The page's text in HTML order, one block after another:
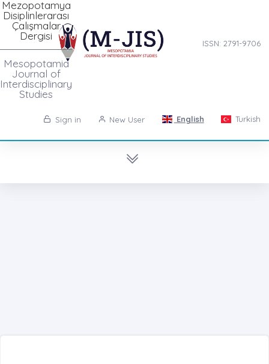
ISSN: 2791-9706
Mezopotamya
Disiplinlerarası
Çalışmalar
Dergisi
Mesopotamia
Journal of
Interdisciplinary
Studies
Sign in New User English Turkish